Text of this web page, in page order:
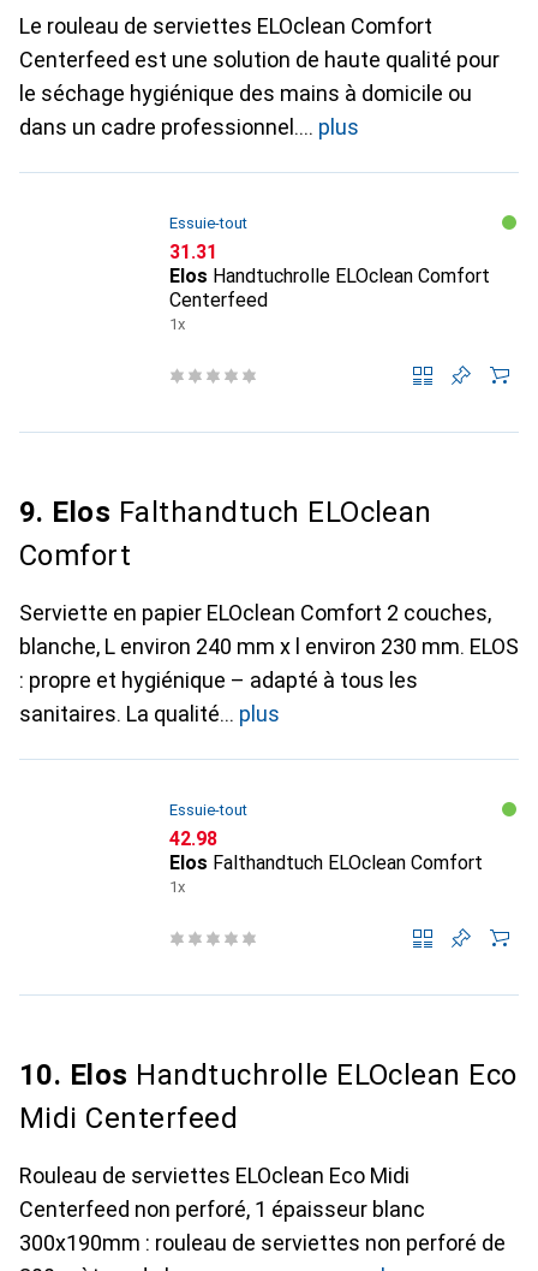
Le rouleau de serviettes ELOclean Comfort
Centerfeed est une solution de haute qualité pour
le séchage hygiénique des mains à domicile ou
dans un cadre professionnel.
plus
Essuie-tout
CHF
31.31
Elos Handtuchrolle ELOclean Comfort
Centerfeed
1x
9. Elos Falthandtuch ELOclean
Comfort
Serviette en papier ELOclean Comfort 2 couches,
blanche, L environ 240 mm x l environ 230 mm. ELOS
: propre et hygiénique – adapté à tous les
sanitaires. La qualité
plus
Essuie-tout
CHF
42.98
Elos Falthandtuch ELOclean Comfort
1x
10. Elos Handtuchrolle ELOclean Eco
Midi Centerfeed
Rouleau de serviettes ELOclean Eco Midi
Centerfeed non perforé, 1 épaisseur blanc
300x190mm : rouleau de serviettes non perforé de